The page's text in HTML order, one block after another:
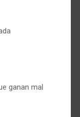
mal